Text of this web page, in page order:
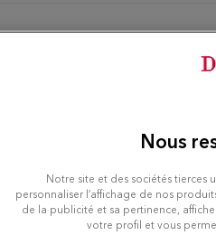
Du
Bois Nous
Notre site et des sociétés tierces
personnaliser l’affichage de nos
de la publicité et sa pertinence,
votre profil et vous